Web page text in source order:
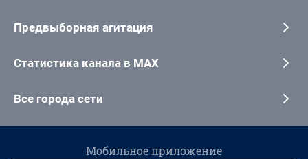
Предвыборная агитация
Статистика канала в MAX
Все города сети
Мобильное приложение